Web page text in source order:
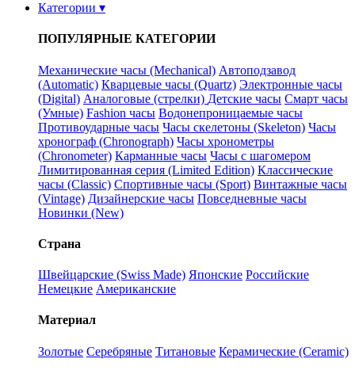
Категории ▾
ПОПУЛЯРНЫЕ КАТЕГОРИИ
Механические часы (Mechanical) Автоподзавод
(Automatic) Кварцевые часы (Quartz) Электронные часы
(Digital) Аналоговые (стрелки) Детские часы Смарт часы
(Умные) Fashion часы Водонепроницаемые часы
Противоударные часы Часы скелетоны (Skeleton) Часы
хронограф (Chronograph) Часы хронометры
(Chronometer) Карманные часы Часы с шагомером
Лимитированная серия (Limited Edition) Классические
часы (Classic) Спортивные часы (Sport) Винтажные часы
(Vintage) Дизайнерские часы Повседневные часы
Новинки (New)
Страна
Швейцарские (Swiss Made) Японские Российские
Немецкие Американские
Материал
Золотые Серебряные Титановые Керамические (Ceramic)